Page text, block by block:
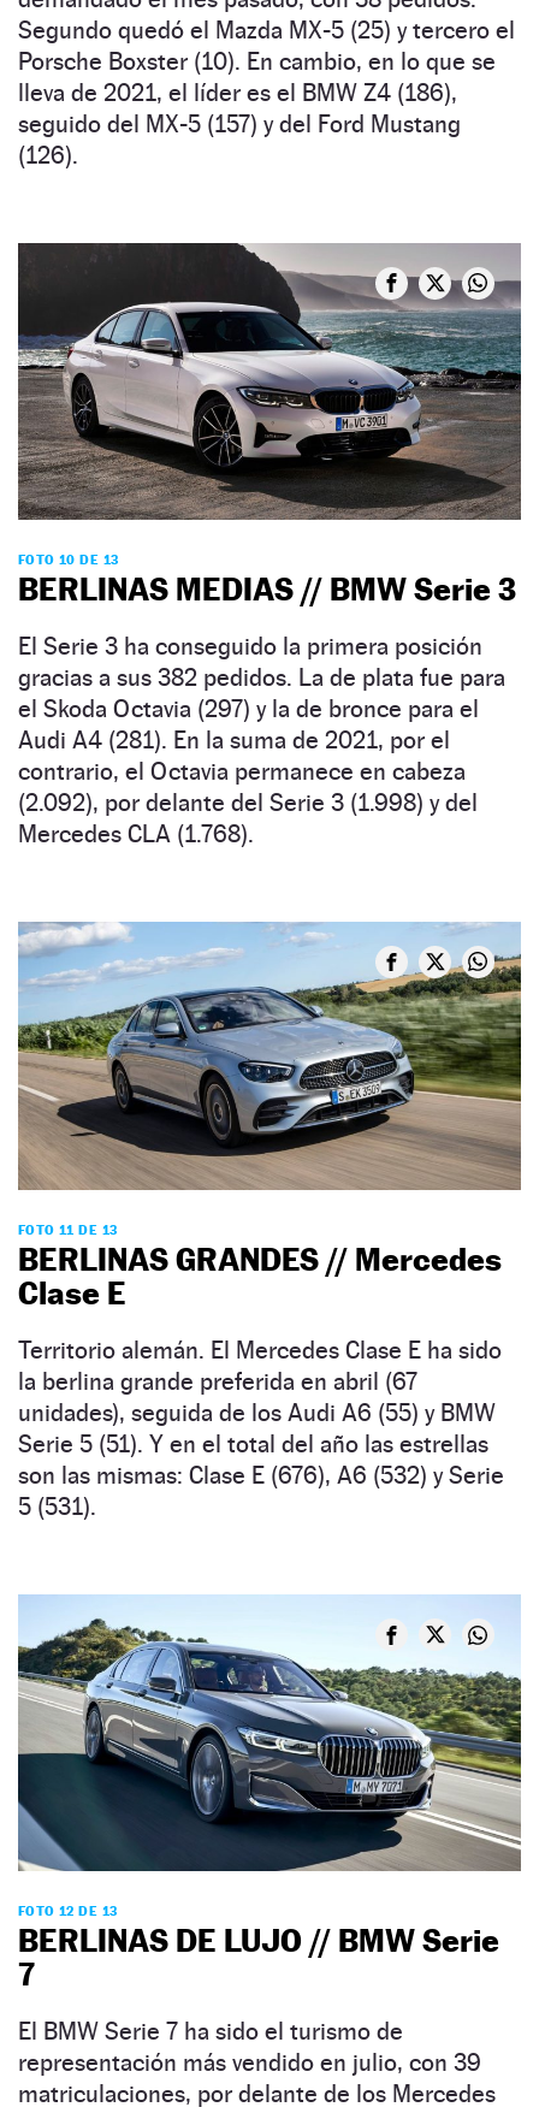
Segundo quedó el Mazda MX-5 (25) y tercero el
Porsche Boxster (10). En cambio, en lo que se
lleva de 2021, el líder es el BMW Z4 (186),
seguido del MX-5 (157) y del Ford Mustang
(126).
FOTO 10 DE 13
BERLINAS MEDIAS // BMW Serie 3
El Serie 3 ha conseguido la primera posición
gracias a sus 382 pedidos. La de plata fue para
el Skoda Octavia (297) y la de bronce para el
Audi A4 (281). En la suma de 2021, por el
contrario, el Octavia permanece en cabeza
(2.092), por delante del Serie 3 (1.998) y del
Mercedes CLA (1.768).
FOTO 11 DE 13
BERLINAS GRANDES // Mercedes
Clase E
Territorio alemán. El Mercedes Clase E ha sido
la berlina grande preferida en abril (67
unidades), seguida de los Audi A6 (55) y BMW
Serie 5 (51). Y en el total del año las estrellas
son las mismas: Clase E (676), A6 (532) y Serie
5 (531).
FOTO 12 DE 13
BERLINAS DE LUJO // BMW Serie
7
El BMW Serie 7 ha sido el turismo de
representación más vendido en julio, con 39
matriculaciones, por delante de los Mercedes